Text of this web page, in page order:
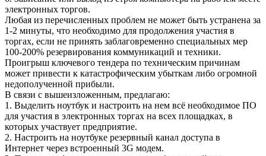
электронных торгов.
Любая из перечисленных проблем не может быть устранена за
1-2 минуты, что необходимо для продолжения участия в
торгах, если не принять заблаговременно специальных мер
100-200% резервирования коммуникаций и техники.
Проигрыш ключевого тендера по техническим причинам
может привести к катастрофическим убыткам либо огромной
недополученной прибыли.
В связи с вышеизложенным, предлагаю:
1. Выделить ноутбук и настроить на нем всё необходимое ПО
для участия в электронных торгах на всех площадках, в
которых участвует предприятие.
2. Настроить на ноутбуке резервный канал доступа в
Интернет через встроенный 3G модем.